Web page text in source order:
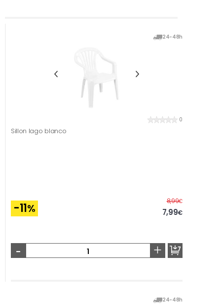
24-48h
0
Sillon lago blanco
-11%
8,99€Before
7,99€
- +
24-48h